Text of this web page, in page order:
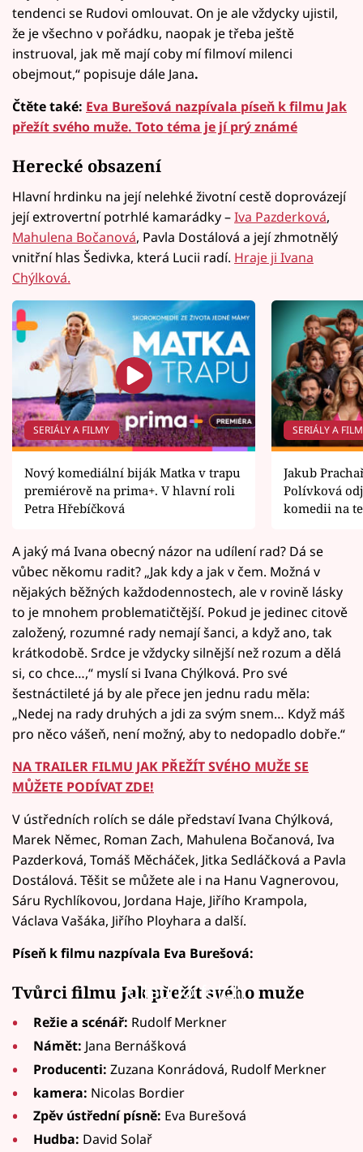
tendenci se Rudovi omlouvat. On je ale vždycky ujistil,
že je všechno v pořádku, naopak je třeba ještě
instruoval, jak mě mají coby mí filmoví milenci
obejmout,“ popisuje dále Jana.
Čtěte také: Eva Burešová nazpívala píseň k filmu Jak
přežít svého muže. Toto téma je jí prý známé
Herecké obsazení
Hlavní hrdinku na její nelehké životní cestě doprovázejí
její extrovertní potrhlé kamarádky –Iva Pazderková,
Mahulena Bočanová, Pavla Dostálová a její zhmotnělý
vnitřní hlas Šedivka, která Lucii radí. Hraje ji Ivana
Chýlková.
SERIÁLY A FILMY
Nový komediální biják Matka v trapu
premiérově na prima+. V hlavní roli
Petra Hřebíčková
SERIÁLY A
Jakub
Polívková
komedii na
A jaký má Ivana obecný názor na udílení rad? Dá se
vůbec někomu radit? „Jak kdy a jak v čem. Možná v
nějakých běžných každodennostech, ale v rovině lásky
to je mnohem problematičtější. Pokud je jedinec citově
založený, rozumné rady nemají šanci, a když ano, tak
krátkodobě. Srdce je vždycky silnější než rozum a dělá
si, co chce…,“ myslí si Ivana Chýlková. Pro své
šestnáctileté já by ale přece jen jednu radu měla:
„Nedej na rady druhých a jdi za svým snem… Když máš
pro něco vášeň, není možný, aby to nedopadlo dobře.“
NA TRAILER FILMU JAK PŘEŽÍT SVÉHO MUŽE SE
MŮŽETE PODÍVAT ZDE!
V ústředních rolích se dále představí Ivana Chýlková,
Marek Němec, Roman Zach, Mahulena Bočanová, Iva
Pazderková, Tomáš Měcháček, Jitka Sedláčková a Pavla
Dostálová. Těšit se můžete ale i na Hanu Vagnerovou,
Sáru Rychlíkovou, Jordana Haje, Jiřího Krampola,
Václava Vašáka, Jiřího Ployhara a další.
Píseň k filmu nazpívala Eva Burešová:
Failed to fetch
Tvůrci filmu Jak přežít svého muže
Režie a scénář: Rudolf Merkner
Námět: Jana Bernášková
Producenti: Zuzana Konrádová, Rudolf Merkner
kamera: Nicolas Bordier
Zpěv ústřední písně: Eva Burešová
Hudba: David Solař